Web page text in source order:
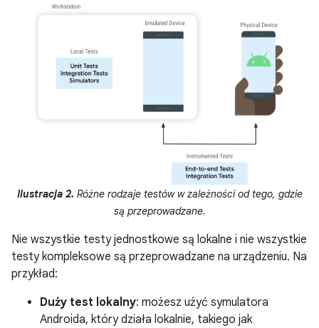
Ilustracja 2. Różne rodzaje testów w zależności od tego, gdzie
są przeprowadzane.
Nie wszystkie testy jednostkowe są lokalne i nie wszystkie
testy kompleksowe są przeprowadzane na urządzeniu. Na
przykład:
Duży test lokalny: możesz użyć symulatora
Androida, który działa lokalnie, takiego jak